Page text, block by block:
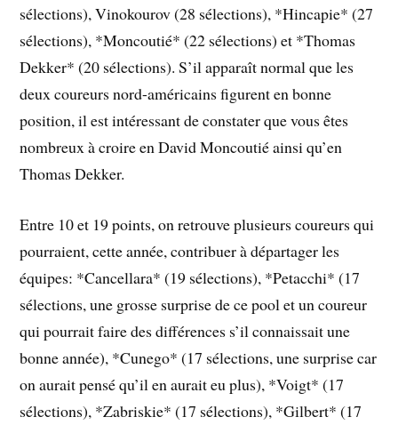
sélections), Vinokourov (28 sélections), *Hincapie* (27
sélections), *Moncoutié* (22 sélections) et *Thomas
Dekker* (20 sélections). S’il apparaît normal que les
deux coureurs nord-américains figurent en bonne
position, il est intéressant de constater que vous êtes
nombreux à croire en David Moncoutié ainsi qu’en
Thomas Dekker.
Entre 10 et 19 points, on retrouve plusieurs coureurs qui
pourraient, cette année, contribuer à départager les
équipes: *Cancellara* (19 sélections), *Petacchi* (17
sélections, une grosse surprise de ce pool et un coureur
qui pourrait faire des différences s’il connaissait une
bonne année), *Cunego* (17 sélections, une surprise car
on aurait pensé qu’il en aurait eu plus), *Voigt* (17
sélections), *Zabriskie* (17 sélections), *Gilbert* (17